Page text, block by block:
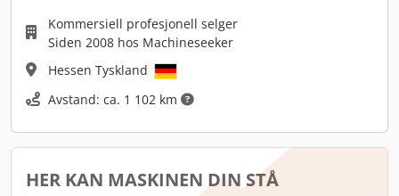
Kommersiell profesjonell selger
Siden 2008 hos Machineseeker
Hessen Tyskland
Avstand: ca. 1 102 km
HER KAN MASKINEN DIN STÅ